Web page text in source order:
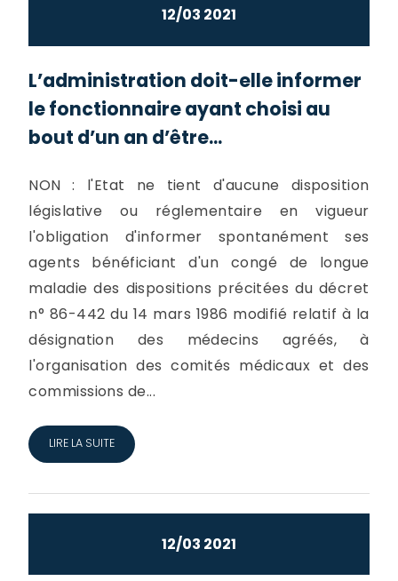
12/03 2021
L’administration doit-elle informer
le fonctionnaire ayant choisi au
bout d’un an d’être...
NON : l'Etat ne tient d'aucune disposition
législative ou réglementaire en vigueur
l'obligation d'informer spontanément ses
agents bénéficiant d'un congé de longue
maladie des dispositions précitées du décret
n° 86-442 du 14 mars 1986 modifié relatif à la
désignation des médecins agréés, à
l'organisation des comités médicaux et des
commissions de...
LIRE LA SUITE
12/03 2021